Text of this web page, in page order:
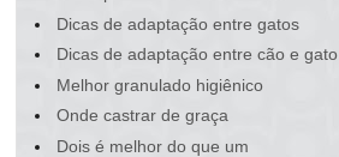
Dicas de adaptação entre gatos
Dicas de adaptação entre cão e gato
Melhor granulado higiênico
Onde castrar de graça
Dois é melhor do que um